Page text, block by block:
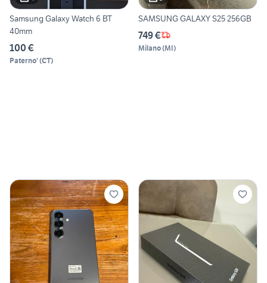
Samsung Galaxy Watch 6 BT
40mm
100 €
Paterno' (CT)
SAMSUNG GALAXY S25 256GB
749 €
Milano(MI)